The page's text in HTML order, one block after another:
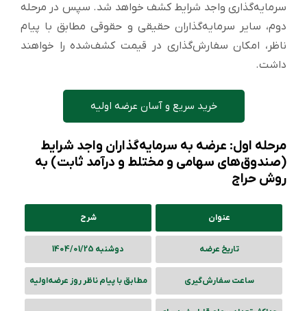
سرمایه‌گذاری واجد شرایط کشف خواهد شد. سپس در مرحله
دوم، سایر سرمایه‌گذاران حقیقی و حقوقی مطابق با پیام
ناظر، امکان سفارش‌گذاری در قیمت کشف‌شده را خواهند
داشت.
خرید سریع و آسان عرضه اولیه
مرحله اول: عرضه به سرمایه‌گذاران واجد شرایط
(صندوق‌های سهامی و مختلط و درآمد ثابت) به
روش حراج
عنوان شرح
تاریخ عرضه دوشنبه 1404/01/25
ساعت سفارش‌گیری مطابق با پیام ناظر روز عرضه‌‌اولیه